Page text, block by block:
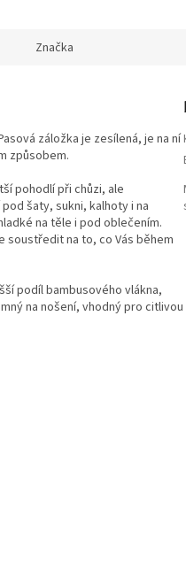
Značka
záložka je zesílená, je na ní
způsobem.
pohodlí při chůzi, ale
šaty, sukni, kalhoty i na
na těle i pod oblečením.
soustředit na to, co Vás během
podíl bambusového vlákna,
na nošení, vhodný pro citlivou